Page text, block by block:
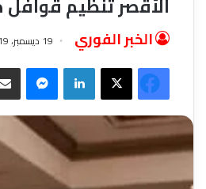
الخبر الفوري 19 ديسمبر، 2019
فيسبوك‫X لينكدإن